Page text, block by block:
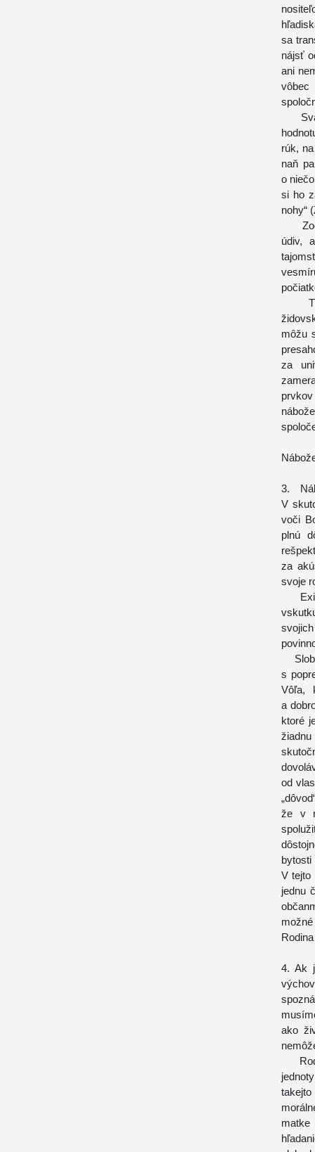
sa
nájsť
ani
vôbec
rúk,
naň
o
si ho
nohy“
údiv,
môžu
za
3.
V
voči
plnú
za
svoje
s
Vôľa,
a
ktoré
od
že v
V tejto
jednu
4. Ak
ako
takejto
matke